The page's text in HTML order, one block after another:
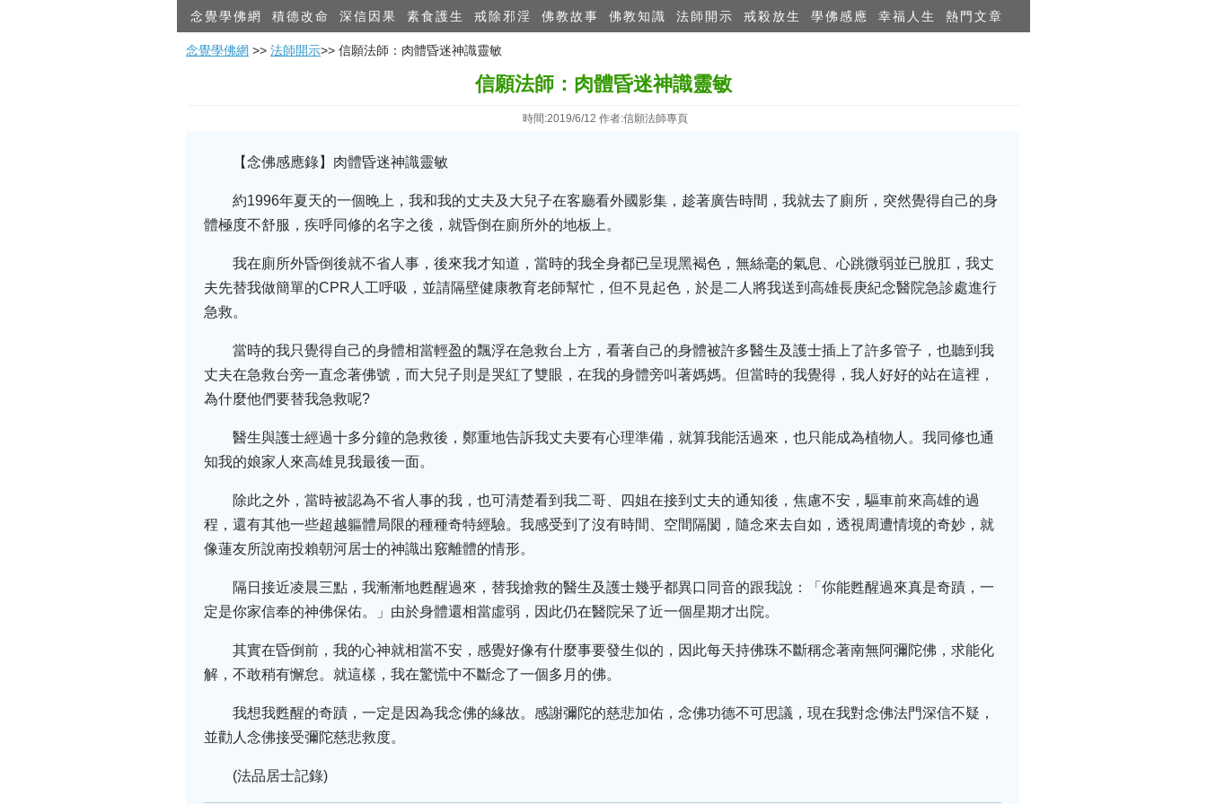
念覺學佛網 積德改命 深信因果 素食護生 戒除邪淫 佛教故事 佛教知識 法師開示 戒殺放生 學佛感應 幸福人生 熱門文章
念覺學佛網 >> 法師開示>> 信願法師：肉體昏迷神識靈敏
信願法師：肉體昏迷神識靈敏
時間:2019/6/12 作者:信願法師專頁
【念佛感應錄】肉體昏迷神識靈敏
約1996年夏天的一個晚上，我和我的丈夫及大兒子在客廳看外國影集，趁著廣告時間，我就去了廁所，突然覺得自己的身
體極度不舒服，疾呼同修的名字之後，就昏倒在廁所外的地板上。
我在廁所外昏倒後就不省人事，後來我才知道，當時的我全身都已呈現黑褐色，無絲毫的氣息、心跳微弱並已脫肛，我丈
夫先替我做簡單的CPR人工呼吸，並請隔壁健康教育老師幫忙，但不見起色，於是二人將我送到高雄長庚紀念醫院急診處進行
急救。
當時的我只覺得自己的身體相當輕盈的飄浮在急救台上方，看著自己的身體被許多醫生及護士插上了許多管子，也聽到我
丈夫在急救台旁一直念著佛號，而大兒子則是哭紅了雙眼，在我的身體旁叫著媽媽。但當時的我覺得，我人好好的站在這裡，
為什麼他們要替我急救呢?
醫生與護士經過十多分鐘的急救後，鄭重地告訴我丈夫要有心理準備，就算我能活過來，也只能成為植物人。我同修也通
知我的娘家人來高雄見我最後一面。
除此之外，當時被認為不省人事的我，也可清楚看到我二哥、四姐在接到丈夫的通知後，焦慮不安，驅車前來高雄的過
程，還有其他一些超越軀體局限的種種奇特經驗。我感受到了沒有時間、空間隔閡，隨念來去自如，透視周遭情境的奇妙，就
像蓮友所說南投賴朝河居士的神識出竅離體的情形。
隔日接近凌晨三點，我漸漸地甦醒過來，替我搶救的醫生及護士幾乎都異口同音的跟我說：「你能甦醒過來真是奇蹟，一
定是你家信奉的神佛保佑。」由於身體還相當虛弱，因此仍在醫院呆了近一個星期才出院。
其實在昏倒前，我的心神就相當不安，感覺好像有什麼事要發生似的，因此每天持佛珠不斷稱念著南無阿彌陀佛，求能化
解，不敢稍有懈怠。就這樣，我在驚慌中不斷念了一個多月的佛。
我想我甦醒的奇蹟，一定是因為我念佛的緣故。感謝彌陀的慈悲加佑，念佛功德不可思議，現在我對念佛法門深信不疑，
並勸人念佛接受彌陀慈悲救度。
(法品居士記錄)